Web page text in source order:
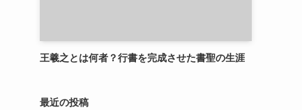
王羲之とは何者？行書を完成させた書聖の生涯
最近の投稿